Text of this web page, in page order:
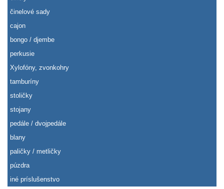
činelové sady
cajon
bongo / djembe
perkusie
Xylofóny, zvonkohry
tamburíny
stoličky
stojany
pedále / dvojpedále
blany
paličky / metličky
púzdra
iné príslušenstvo